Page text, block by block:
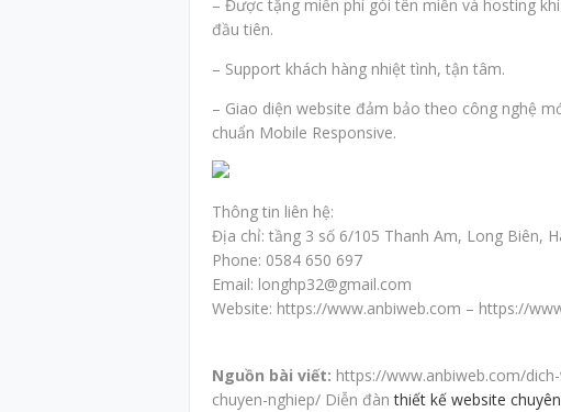
– Được tặng miễn phí gói tên miền và hosting
đầu tiên.
– Support khách hàng nhiệt tình, tận tâm.
– Giao diện website đảm bảo theo công nghệ
chuẩn Mobile Responsive.
Thông tin liên hệ:
Địa chỉ: tầng 3 số 6/105 Thanh Am, Long Biên,
Phone: 0584 650 697
Email: longhp32@gmail.com
Website: https://www.anbiweb.com – https://
Nguồn bài viết: https://www.anbiweb.com/
chuyen-nghiep/ Diễn đànthiết kế website